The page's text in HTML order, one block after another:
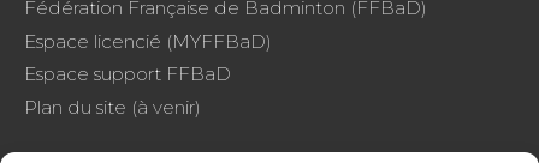
Fédération Française de Badminton (FFBaD)
Espace licencié (MYFFBaD)
Espace support FFBaD
Plan du site (à venir)